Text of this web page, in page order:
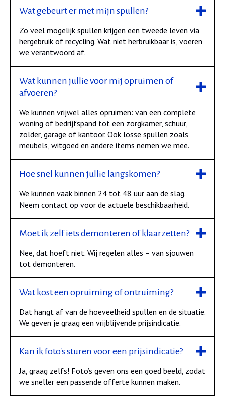
Wat gebeurt er met mijn spullen?
Zo veel mogelijk spullen krijgen een tweede leven via
hergebruik of recycling. Wat niet herbruikbaar is, voeren
we verantwoord af.
Wat kunnen jullie voor mij opruimen of
afvoeren?
We kunnen vrijwel alles opruimen: van een complete
woning of bedrijfspand tot een zorgkamer, schuur,
zolder, garage of kantoor. Ook losse spullen zoals
meubels, witgoed en andere items nemen we mee.
Hoe snel kunnen jullie langskomen?
We kunnen vaak binnen 24 tot 48 uur aan de slag.
Neem contact op voor de actuele beschikbaarheid.
Moet ik zelf iets demonteren of klaarzetten?
Nee, dat hoeft niet. Wij regelen alles – van sjouwen
tot demonteren.
Wat kost een opruiming of ontruiming?
Dat hangt af van de hoeveelheid spullen en de situatie.
We geven je graag een vrijblijvende prijsindicatie.
Kan ik foto's sturen voor een prijsindicatie?
Ja, graag zelfs! Foto’s geven ons een goed beeld, zodat
we sneller een passende offerte kunnen maken.